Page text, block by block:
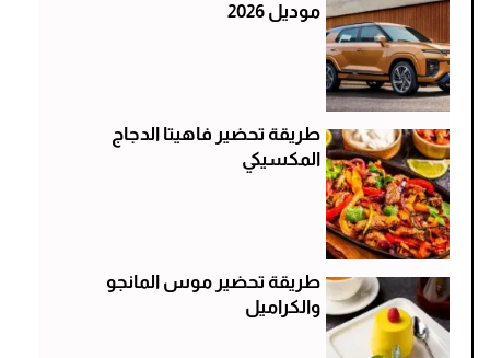
موديل 2026
طريقة تحضير فاهيتا الدجاج
المكسيكي
طريقة تحضير موس المانجو
والكراميل